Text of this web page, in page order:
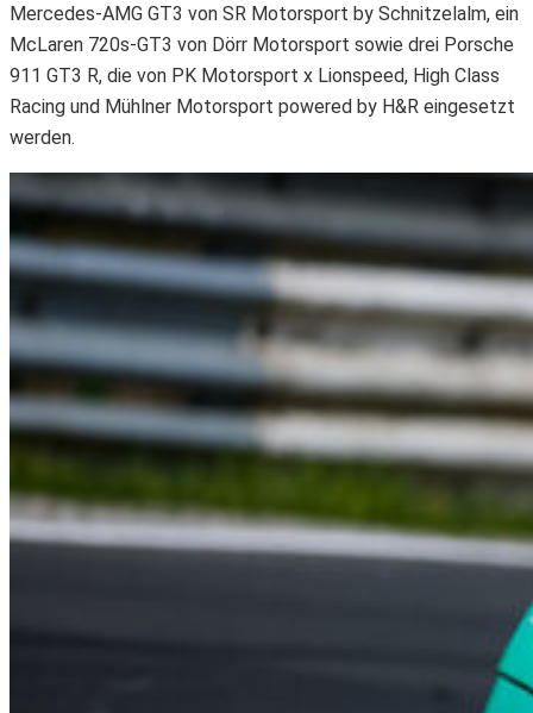
Mercedes-AMG GT3 von SR Motorsport by Schnitzelalm, ein
McLaren 720s-GT3 von Dörr Motorsport sowie drei Porsche
911 GT3 R, die von PK Motorsport x Lionspeed, High Class
Racing und Mühlner Motorsport powered by H&R eingesetzt
werden.